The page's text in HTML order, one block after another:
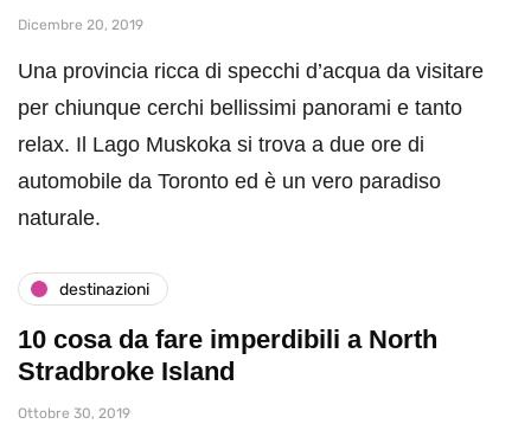
Dicembre 20, 2019
Una provincia ricca di specchi d’acqua da visitare
per chiunque cerchi bellissimi panorami e tanto
relax. Il Lago Muskoka si trova a due ore di
automobile da Toronto ed è un vero paradiso
naturale.
destinazioni
10 cosa da fare imperdibili a North
Stradbroke Island
Ottobre 30, 2019